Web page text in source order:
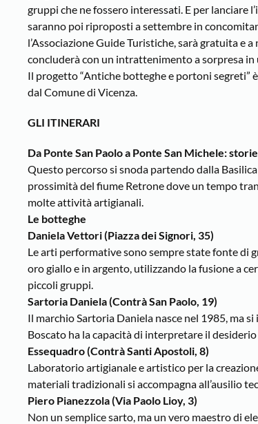
gruppi che ne fossero interessati. E per lanciare
saranno poi riproposti a settembre in
l’Associazione Guide Turistiche, sarà gratuita e
concluderà con un intrattenimento a sorpresa in
Il progetto “Antiche botteghe e portoni segreti”
dal Comune di Vicenza.
GLI ITINERARI
Da Ponte San Paolo a Ponte San Michele:
Questo percorso si snoda partendo dalla
prossimità del fiume Retrone dove un tempo
molte attività artigianali.
Le botteghe
Daniela Vettori (Piazza dei Signori, 35)
Le arti performative sono sempre state fonte di
oro giallo e in argento, utilizzando la fusione a
piccoli gruppi.
Sartoria Daniela (Contrà San Paolo, 19)
Il marchio Sartoria Daniela nasce nel 1985, ma
Boscato ha la capacità di interpretare il
Essequadro (Contrà Santi Apostoli, 8)
Laboratorio artigianale e artistico per la
materiali tradizionali si accompagna all’ausilio
Piero Pianezzola (Via Paolo Lioy, 3)
Non un semplice sarto, ma un vero maestro di